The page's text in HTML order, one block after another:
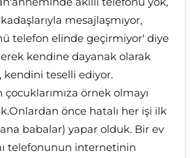
mesajlaşmıyor,
telefon elinde geçirmiyor' diye
kendine dayanak olarak
kendini teselli ediyor.
çocuklarımıza örnek olmayı
önce hatalı her işi ilk
babalar) yapar olduk. Bir ev
telefonunun internetinin